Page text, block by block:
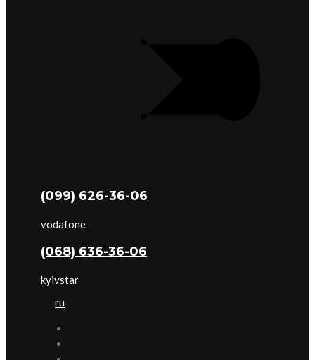
(099) 626-36-06
vodafone
(068) 636-36-06
kyivstar
ru